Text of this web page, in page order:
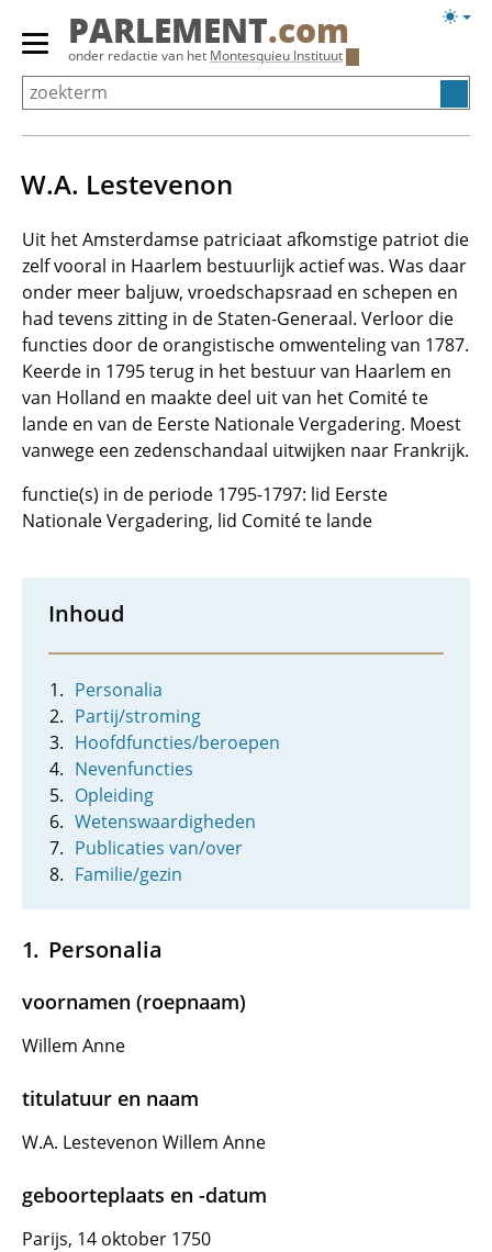
Overslaan
Primair
menu
tonen/verbergen
PARLEMENT.com
onder redactie van het Montesquieu Instituut
W.A. Lestevenon
Uit het Amsterdamse patriciaat afkomstige patriot die
zelf vooral in Haarlem bestuurlijk actief was. Was daar
onder meer baljuw, vroedschapsraad en schepen en
had tevens zitting in de Staten-Generaal. Verloor die
functies door de orangistische omwenteling van 1787.
Keerde in 1795 terug in het bestuur van Haarlem en
van Holland en maakte deel uit van het Comité te
lande en van de Eerste Nationale Vergadering. Moest
vanwege een zedenschandaal uitwijken naar Frankrijk.
functie(s) in de periode 1795-1797: lid Eerste
Nationale Vergadering, lid Comité te lande
Inhoud
Personalia
Partij/stroming
Hoofdfuncties/beroepen
Nevenfuncties
Opleiding
Wetenswaardigheden
Publicaties van/over
Familie/gezin
Personalia
voornamen (roepnaam)
Willem Anne
titulatuur en naam
W.A. Lestevenon Willem Anne
geboorteplaats en -datum
Parijs, 14 oktober 1750